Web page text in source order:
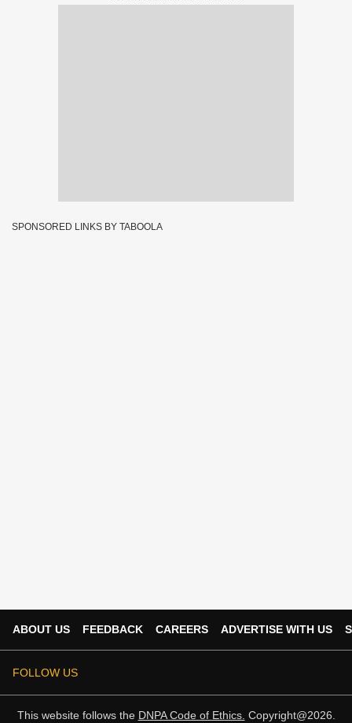
SPONSORED LINKS BY TABOOLA
ABOUT US FEEDBACK CAREERS ADVERTISE WITH US
FOLLOW US
This website follows the DNPA Code of Ethics. Copyright@2026.